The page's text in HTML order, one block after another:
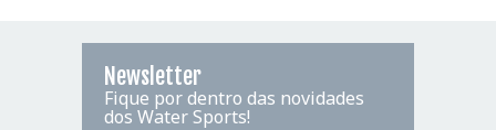
Newsletter
Fique por dentro das novidades
dos Water Sports!